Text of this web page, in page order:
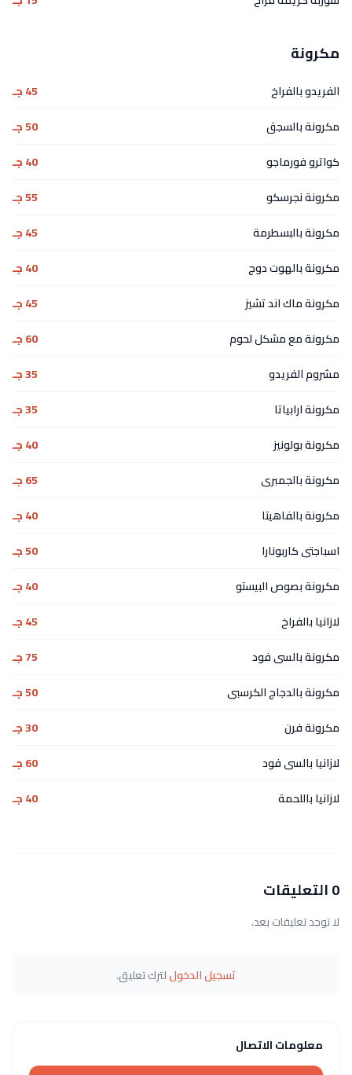
مكرونة
الفريدو بالفراخ
45 جـ
مكرونة بالسجق
50 جـ
كواترو فورماجو
40 جـ
مكرونة نجرسكو
55 جـ
مكرونة بالبسطرمة
45 جـ
مكرونة بالهوت دوج
40 جـ
مكرونة ماك اند تشيز
45 جـ
مكرونة مع مشكل لحوم
60 جـ
مشروم الفريدو
35 جـ
مكرونة ارابياتا
35 جـ
مكرونة بولونيز
40 جـ
مكرونة بالجمبرى
65 جـ
مكرونة بالفاهيتا
40 جـ
اسباجتى كاربونارا
50 جـ
مكرونة بصوص البيستو
40 جـ
لازانيا بالفراخ
45 جـ
مكرونة بالسى فود
75 جـ
مكرونة بالدجاج الكرسبى
50 جـ
مكرونة فرن
30 جـ
لازانيا بالسى فود
60 جـ
لازانيا باللحمة
40 جـ
0 التعليقات
لا توجد تعليقات بعد.
تسجيل الدخوللترك تعليق.
معلومات الاتصال